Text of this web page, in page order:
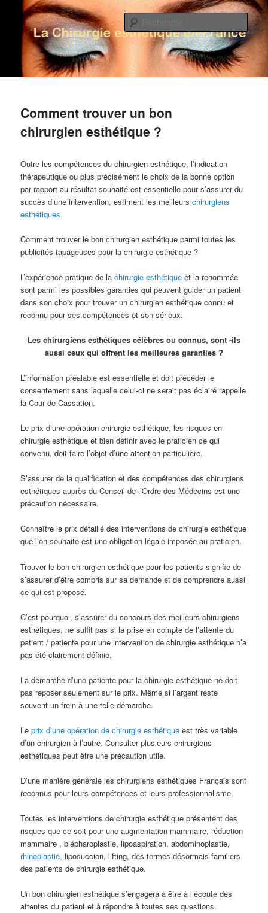
La Chirurgie Esthétique en France
Comment trouver un bon
chirurgien esthétique ?
Outre les compétences du chirurgien esthétique, l’indication
thérapeutique ou plus précisément le choix de la bonne option
par rapport au résultat souhaité est essentielle pour s’assurer du
succès d’une intervention, estiment les meilleurschirurgiens
esthétiques.
Comment trouver le bon chirurgien esthétique parmi toutes les
publicités tapageuses pour la chirurgie esthétique ?
L’expérience pratique de lachirurgie esthétique et la renommée
sont parmi les possibles garanties qui peuvent guider un patient
dans son choix pour trouver un chirurgien esthétique connu et
reconnu pour ses compétences et son sérieux.
Les chirurgiens esthétiques célèbres ou connus, sont -ils
aussi ceux qui offrent les meilleures garanties ?
L’information préalable est essentielle et doit précéder le
consentement sans laquelle celui-ci ne serait pas éclairé rappelle
la Cour de Cassation.
Le prix d’une opération chirurgie esthétique, les risques en
chirurgie esthétique et bien définir avec le praticien ce qui
convenu, doit faire l’objet d’une attention particulière.
S’assurer de la qualification et des compétences des chirurgiens
esthétiques auprès du Conseil de l’Ordre des Médecins est une
précaution nécessaire.
Connaître le prix détaillé des interventions de chirurgie esthétique
que l’on souhaite est une obligation légale imposée au praticien.
Trouver le bon chirurgien esthétique pour les patients signifie de
s’assurer d’être compris sur sa demande et de comprendre aussi
ce qui est proposé.
C’est pourquoi, s’assurer du concours des meilleurs chirurgiens
esthétiques, ne suffit pas si la prise en compte de l’attente du
patient / patiente pour une intervention de chirurgie esthétique n’a
pas été clairement définie.
La démarche d’une patiente pour la chirurgie esthétique ne doit
pas reposer seulement sur le prix. Même si l’argent reste
souvent un frein à une telle démarche.
Leprix d’une opération de chirurgie esthétique est très variable
d’un chirurgien à l’autre. Consulter plusieurs chirurgiens
esthétiques peut être une précaution utile.
D’une manière générale les chirurgiens esthétiques Français sont
reconnus pour leurs compétences et leurs professionnalisme.
Toutes les interventions de chirurgie esthétique présentent des
risques que ce soit pour une augmentation mammaire, réduction
mammaire , blépharoplastie, lipoaspiration, abdominoplastie,
rhinoplastie, liposuccion, lifting, des termes désormais familiers
des patients de chirurgie esthétique.
Un bon chirurgien esthétique s’engagera à être à l’écoute des
attentes du patient et à répondre à toutes ses questions.